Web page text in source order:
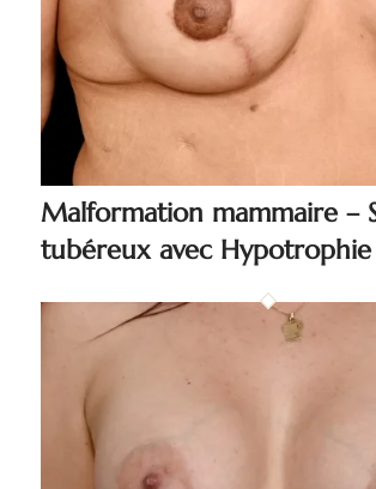
Malformation mammaire –
tubéreux avec